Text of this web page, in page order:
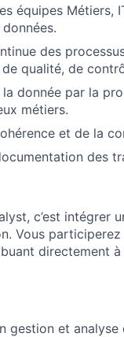
équipes Métiers,
des
qualité, de
donnée par la
métiers.
et de la
des
c’est intégrer
Vous
directement
gestion et